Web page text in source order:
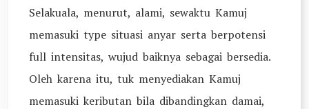
Selakuala, menurut, alami, sewaktu Kamuj
memasuki type situasi anyar serta berpotensi
full intensitas, wujud baiknya sebagai bersedia.
Oleh karena itu, tuk menyediakan Kamuj
memasuki keributan bila dibandingkan damai,